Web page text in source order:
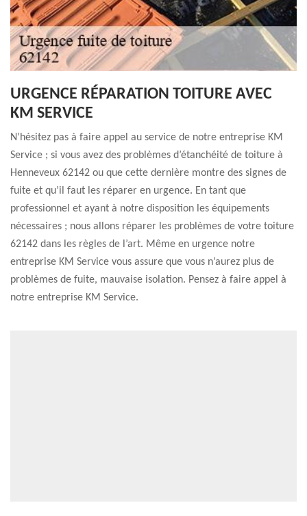
URGENCE RÉPARATION TOITURE AVEC
KM SERVICE
N’hésitez pas à faire appel au service de notre entreprise KM
Service ; si vous avez des problèmes d’étanchéité de toiture à
Henneveux 62142 ou que cette dernière montre des signes de
fuite et qu’il faut les réparer en urgence. En tant que
professionnel et ayant à notre disposition les équipements
nécessaires ; nous allons réparer les problèmes de votre toiture
62142 dans les règles de l’art. Même en urgence notre
entreprise KM Service vous assure que vous n’aurez plus de
problèmes de fuite, mauvaise isolation. Pensez à faire appel à
notre entreprise KM Service.